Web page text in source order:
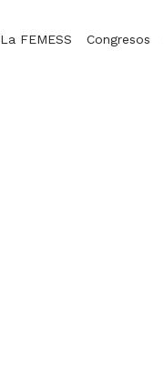
La FEMESS Congresos